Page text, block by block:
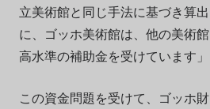
立美術館と同じ手法に基づき算
に、ゴッホ美術館は、他の美術
高水準の補助金を受けています」
この資金問題を受けて、ゴッホ